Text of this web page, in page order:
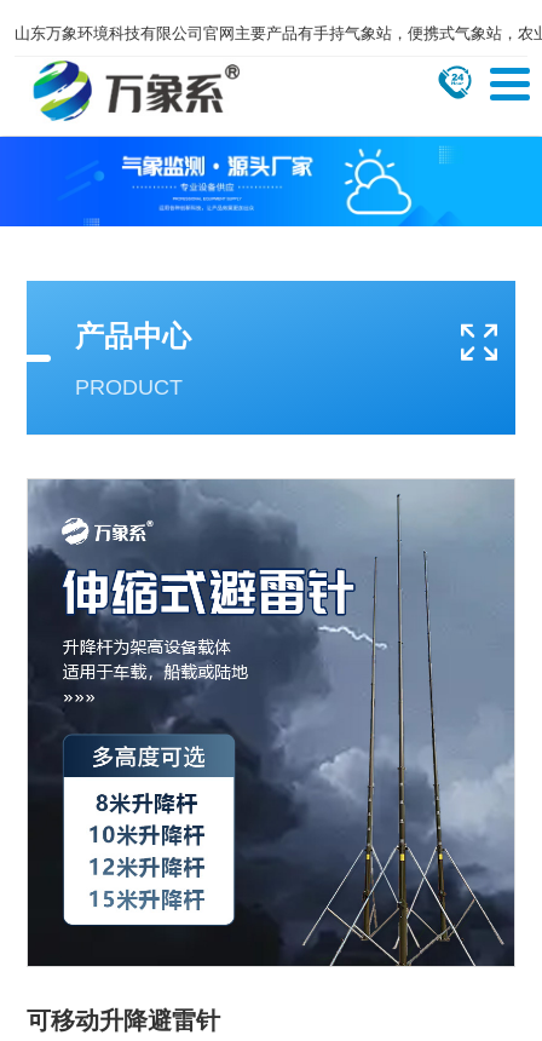
山东万象环境科技有限公司官网主要产品有手持气象站，便携式气象站，
产品中心
PRODUCT
可移动升降避雷针